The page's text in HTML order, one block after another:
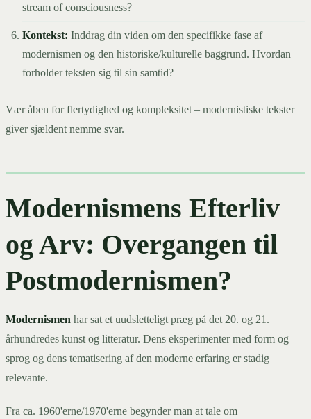
stream of consciousness?
Kontekst: Inddrag din viden om den specifikke fase af
modernismen og den historiske/kulturelle baggrund. Hvordan
forholder teksten sig til sin samtid?
Vær åben for flertydighed og kompleksitet – modernistiske tekster
giver sjældent nemme svar.
Modernismens Efterliv
og Arv: Overgangen til
Postmodernismen?
Modernismen har sat et uudsletteligt præg på det 20. og 21.
århundredes kunst og litteratur. Dens eksperimenter med form og
sprog og dens tematisering af den moderne erfaring er stadig
relevante.
Fra ca. 1960'erne/1970'erne begynder man at tale om